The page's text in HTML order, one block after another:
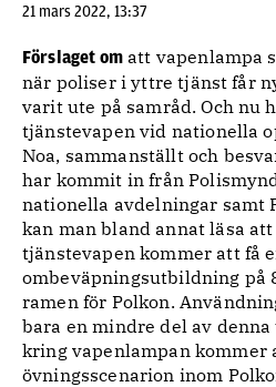
21 mars 2022, 13:37
Förslaget omatt vapenlampa
när poliser i yttre tjänst får
varit ute på samråd. Och nu
tjänstevapen vid nationella
Noa, sammanställt och
har kommit in från
nationella avdelningar samt
kan man bland annat läsa
tjänstevapen kommer att få
ombeväpningsutbildning på
ramen för Polkon.
bara en mindre del av
kring vapenlampan kommer
övningsscenarion inom